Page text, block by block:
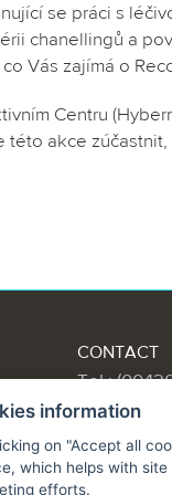
se práci s
chanellingů a
Vás zajímá o
Centru
akce
CONTACT
Tel.:
information
on "Accept all
which helps with
efforts.